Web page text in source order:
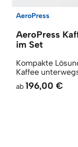
AeroPress
AeroPress
im Set
Kompakte
Kaffee
ab 196,00 €